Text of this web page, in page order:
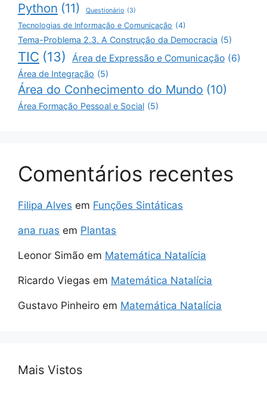
Python (11) Questionário (3)
Tecnologias de Informação e Comunicação (4)
Tema-Problema 2.3. A Construção da Democracia (5)
TIC (13) Área de Expressão e Comunicação (6)
Área de Integração (5)
Área do Conhecimento do Mundo (10)
Área Formação Pessoal e Social (5)
Comentários recentes
Filipa Alves em Funções Sintáticas
ana ruas em Plantas
Leonor Simão em Matemática Natalícia
Ricardo Viegas em Matemática Natalícia
Gustavo Pinheiro em Matemática Natalícia
Mais Vistos